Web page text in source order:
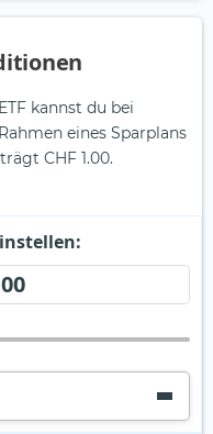
kannst du bei
eines Sparplans
CHF 1.00.